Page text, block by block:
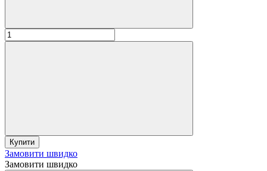
Купити
Замовити швидко
Замовити швидко